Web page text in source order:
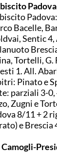
Bacelle,
Sentic 4,
Tortelli, G.
1. All.
Pinato e
parziali 3-
Zugni e
8/11 + 2
e
Camogli-